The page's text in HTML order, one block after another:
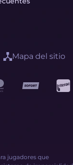
Mapa del sitio
jugadores que